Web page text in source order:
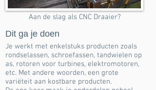
Aan de slag als CNC Draaier?
Dit ga je doen
Je werkt met enkelstuks producten zoals
rondselassen, schroefassen, tandwielen op
as, rotoren voor turbines, elektromotoren,
etc. Met andere woorden, een grote
variëteit aan kostbare producten.